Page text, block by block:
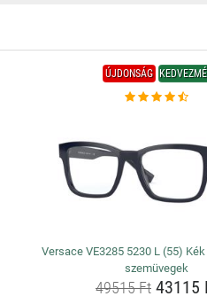
ÚJDONSÁG
Versace VE3285 5230 L (55)
szemüvegek
49515 Ft43115